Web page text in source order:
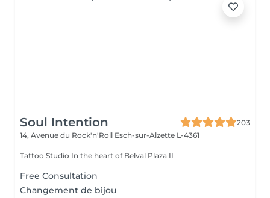
Soul Intention
203
14, Avenue du Rock'n'Roll Esch-sur-Alzette L-4361
Tattoo Studio In the heart of Belval Plaza II
Free Consultation
Changement de bijou